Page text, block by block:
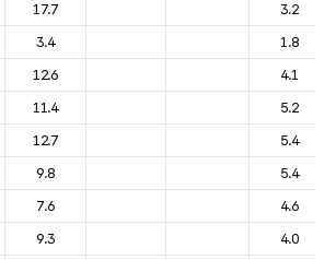
17.7
3.2
3.4
1.8
12.6
4.1
11.4
5.2
12.7
5.4
9.8
5.4
7.6
4.6
9.3
4.0